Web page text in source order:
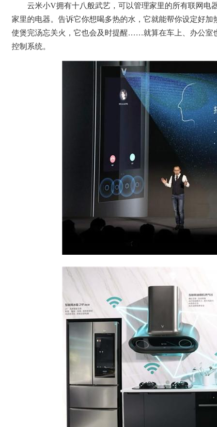
云米小V拥有十八般武艺，可以管理家里的所有联网电
家里的电器。告诉它你想喝多热的水，它就能帮你设定好
使煲完汤忘关火，它也会及时提醒……就算在车上、办公室
控制系统。